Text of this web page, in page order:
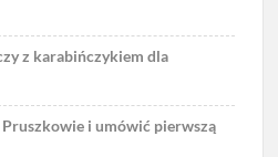
z karabińczykiem dla
i umówić pierwszą